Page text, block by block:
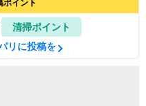
ポイント
清掃ポイント
リに投稿を